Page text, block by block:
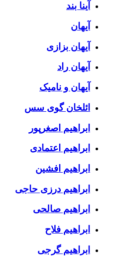
آینا بند
آیهان
آیهان بزازی
آیهان راد
آیهان و نامیک
ائلخان گوی سس
ابراهیم اصغرپور
ابراهیم اعتمادی
ابراهیم افشین
ابراهیم درزی حاجی
ابراهیم صالحی
ابراهیم فلاح
ابراهیم گرجی